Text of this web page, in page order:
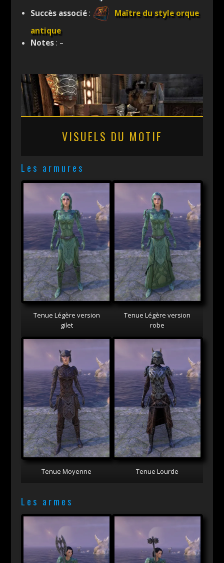
Succès associé:
Maître du style orque
antique
Notes: –
VISUELS DU MOTIF
Les armures
Tenue Légère version
gilet
Tenue Légère version
robe
Tenue Moyenne Tenue Lourde
Les armes